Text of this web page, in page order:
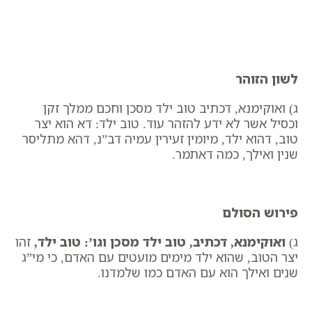
לשון הזוהר
ג) ואוקימנא, דכתיב טוב ילד מסכן וחכם ממלך זקן
וכסיל אשר לא ידע להזהר עוד. טוב ילד: דא הוא יצר
טוב, דהוא ילד, מיומין זעירין עמיה דב”נ, דהא מתליסר
שנין ואילך, כמה דאתמר.
פירוש הסולם
ג) ואוקימנא, דכתיב, טוב ילד מסכן וגו’: טוב ילד, זהו
יצר הטוב, שהוא ילד מימים מועטים עם האדם, כי מי”ג
שנים ואילך הוא עם האדם כמו שלמדנו.